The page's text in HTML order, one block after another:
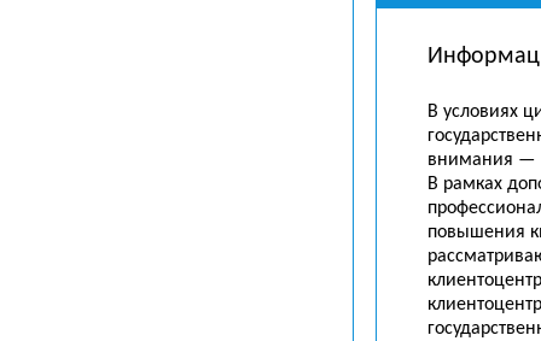
В условиях
внимания —
В рамках
повышения